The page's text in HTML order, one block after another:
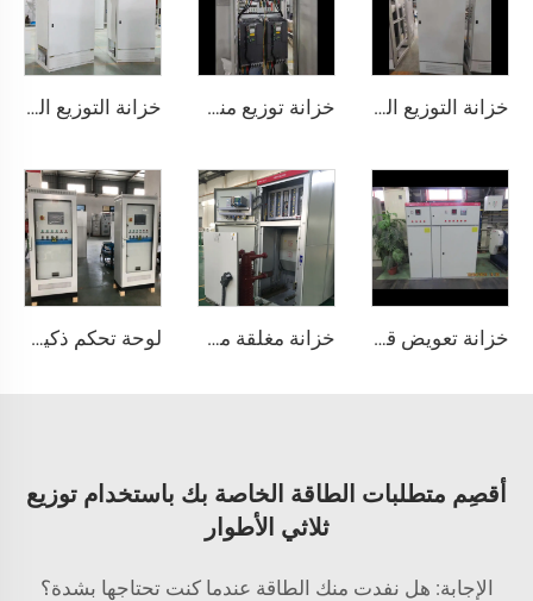
خزانة التوزيع الكهربائي منخفضة الجهد من نوع GGD خزانة توزيع منخفضة الجهد GGD 630A-4000A، ثلاثي الفاز، تصميم معياري خزانة التوزيع الكهربائي منخفضة الجهد من نوع GGD
خزانة تعويض قوة تفاعلية منخفضة الجهد خزانة مغلقة من نوع KYN61 لوحة تحكم ذكية 380 فولت / 50 هرتز مع درجة حماية IP54 لمضخة المياه مع واجهة الإنسان-الآلة (HMI) الخاصة بوحدة التحكم القابلة للبرمجة (PLC) ومحول التردد (VFD)، ومعدات توزيع الطاقة مع مراقبة عن بُعد
أقصِم متطلبات الطاقة الخاصة بك باستخدام توزيع
ثلاثي الأطوار
الإجابة: هل نفدت منك الطاقة عندما كنت تحتاجها بشدة؟